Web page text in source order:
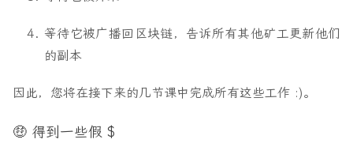
等待它被广播回区块链，告诉所有其他矿工更新他们
的副本
因此，您将在接下来的几节课中完成所有这些工作 :)。
🤑 得到一些假 $